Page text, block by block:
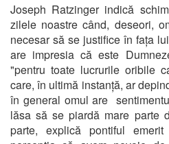
Joseph Ratzinger indică
zilele noastre când, deseori,
necesar să se justifice în fața
are impresia că este
"pentru toate lucrurile oribile
care, în ultimă instanță, ar
în general omul are
lăsa să se piardă mare parte
parte, explică pontiful